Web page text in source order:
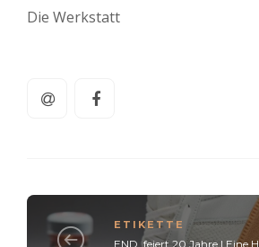
Die Werkstatt
ETIKETTE
END. feiert 20 Jahre | Eine